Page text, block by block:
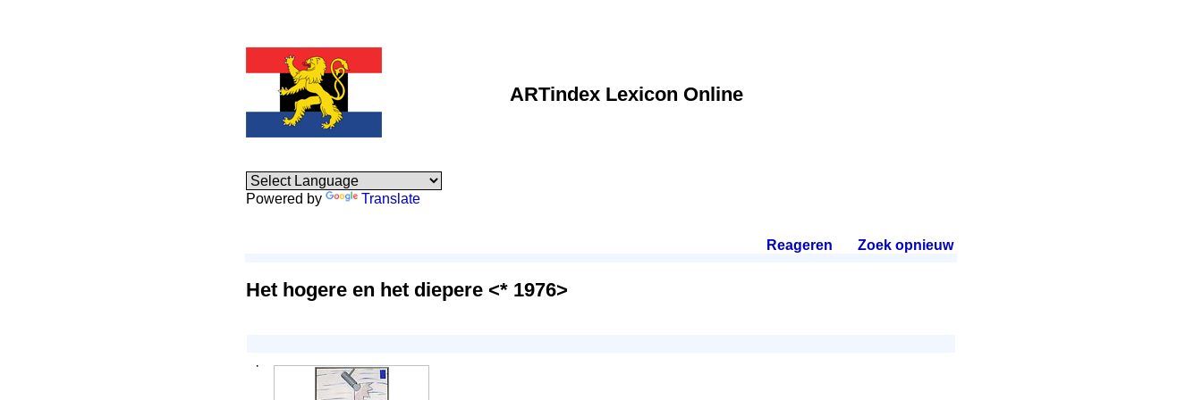
ARTindex Lexicon Online
Powered by Translate
Reageren Zoek opnieuw.
Het hogere en het diepere <* 1976>
·